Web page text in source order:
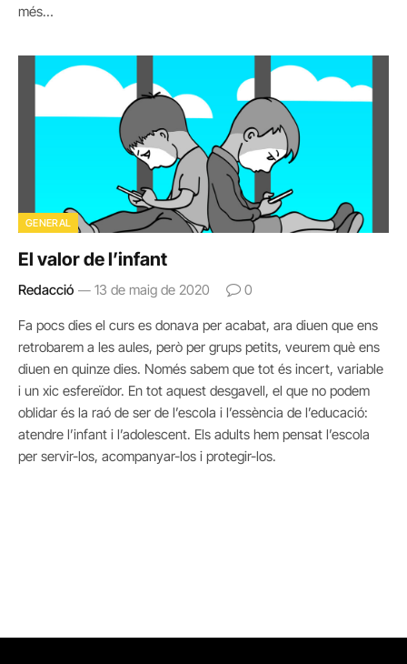
més…
GENERAL
El valor de l’infant
Redacció 13 de maig de 2020 0
Fa pocs dies el curs es donava per acabat, ara diuen que ens
retrobarem a les aules, però per grups petits, veurem què ens
diuen en quinze dies. Només sabem que tot és incert, variable
i un xic esfereïdor. En tot aquest desgavell, el que no podem
oblidar és la raó de ser de l’escola i l’essència de l’educació:
atendre l’infant i l’adolescent. Els adults hem pensat l’escola
per servir-los, acompanyar-los i protegir-los.